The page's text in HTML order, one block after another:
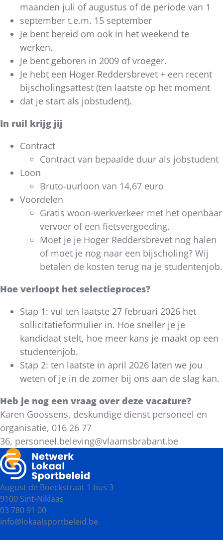
maanden juli of augustus of de periode van 1
september t.e.m. 15 september
Je bent bereid om ook in het weekend te
werken.
Je bent geboren in 2009 of vroeger.
Je hebt een Hoger Reddersbrevet + een recent
bijscholingsattest (ten laatste op het moment
dat je start als jobstudent).
In ruil krijg jij
Contract
Contract van bepaalde duur als jobstudent
Loon
Bruto-uurloon van 14,67 euro
Voordelen
Gratis woon-werkverkeer met het openbaar
vervoer of een fietsvergoeding.
Moet je je Hoger Reddersbrevet nog halen
of moet je nog naar een bijscholing? Wij
betalen de kosten terug na je studentenjob.
Hoe verloopt het selectieproces?
Stap 1: vul ten laatste 27 februari 2026 het
sollicitatieformulier in. Hoe sneller je je
kandidaat stelt, hoe meer kans je maakt op een
studentenjob.
Stap 2: ten laatste in april 2026 laten we jou
weten of je in de zomer bij ons aan de slag kan.
Heb je nog een vraag over deze vacature?
Karen Goossens, deskundige dienst personeel en
organisatie, 016 26 77
36, personeel.beleving@vlaamsbrabant.be
August de Boeckstraat 1 bus 3
9100 Sint-Niklaas
03 780 91 00
info@lokaalsportbeleid.be